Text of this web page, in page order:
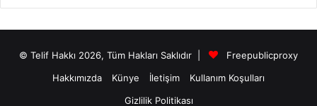
© Telif Hakkı 2026, Tüm Hakları Saklıdır |
Freepublicproxy
Hakkımızda
Künye İletişim
Kullanım Koşulları
Gizlilik Politikası